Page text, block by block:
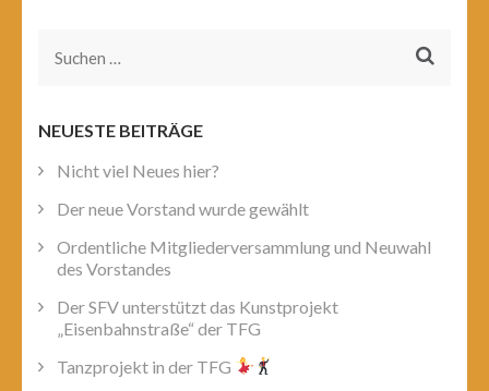
Suchen
NEUESTE BEITRÄGE
Nicht viel Neues hier?
Der neue Vorstand wurde gewählt
Ordentliche Mitgliederversammlung und Neuwahl
des Vorstandes
Der SFV unterstützt das Kunstprojekt
„Eisenbahnstraße“ der TFG
Tanzprojekt in der TFG